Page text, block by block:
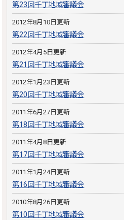
第23回千丁地域審議会
2012年8月10日更新
第22回千丁地域審議会
2012年4月5日更新
第21回千丁地域審議会
2012年1月23日更新
第20回千丁地域審議会
2011年6月27日更新
第18回千丁地域審議会
2011年4月8日更新
第17回千丁地域審議会
2011年1月24日更新
第16回千丁地域審議会
2010年8月26日更新
第10回千丁地域審議会